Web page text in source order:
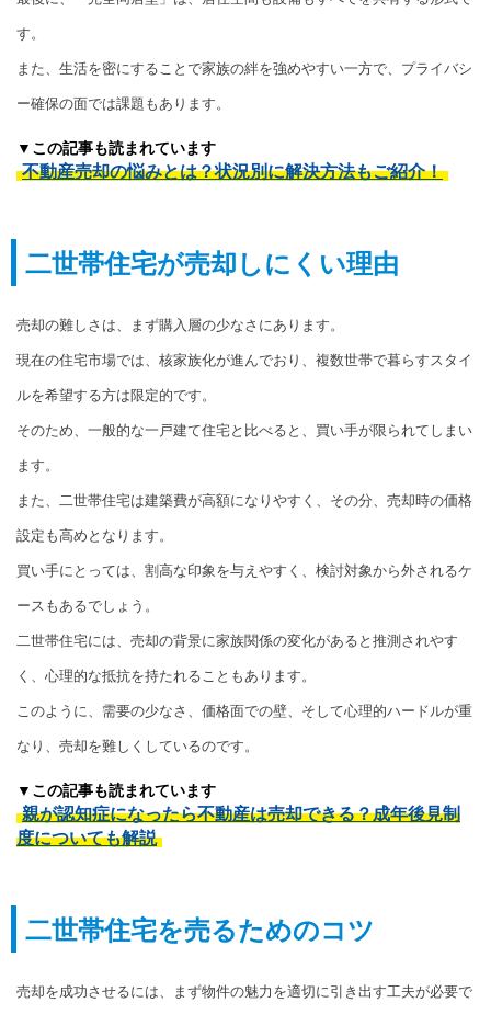
す。
また、生活を密にすることで家族の絆を強めやすい一方で、プライバシ
ー確保の面では課題もあります。
▼この記事も読まれています
不動産売却の悩みとは？状況別に解決方法もご紹介！
二世帯住宅が売却しにくい理由
売却の難しさは、まず購入層の少なさにあります。
現在の住宅市場では、核家族化が進んでおり、複数世帯で暮らすスタイ
ルを希望する方は限定的です。
そのため、一般的な一戸建て住宅と比べると、買い手が限られてしまい
ます。
また、二世帯住宅は建築費が高額になりやすく、その分、売却時の価格
設定も高めとなります。
買い手にとっては、割高な印象を与えやすく、検討対象から外されるケ
ースもあるでしょう。
二世帯住宅には、売却の背景に家族関係の変化があると推測されやす
く、心理的な抵抗を持たれることもあります。
このように、需要の少なさ、価格面での壁、そして心理的ハードルが重
なり、売却を難しくしているのです。
▼この記事も読まれています
親が認知症になったら不動産は売却できる？成年後見制
度についても解説
二世帯住宅を売るためのコツ
売却を成功させるには、まず物件の魅力を適切に引き出す工夫が必要で